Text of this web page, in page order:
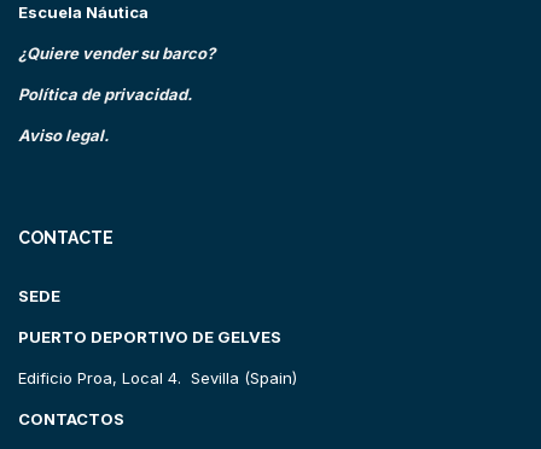
Escuela Náutica
¿Quiere vender su barco?
Política de privacidad.
Aviso legal.
CONTACTE
SEDE
PUERTO DEPORTIVO DE GELVES
Edificio Proa, Local 4. Sevilla (Spain)
CONTACTOS